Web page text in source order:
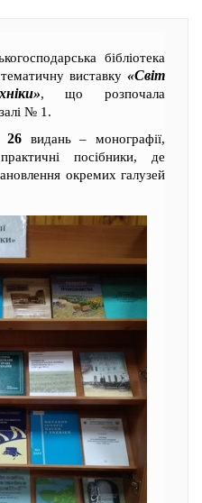
бібліотека
виставку «Cвіт
, що розпочала
№ 1.
26 видань – монографії,
посібники, де
окремих галузей